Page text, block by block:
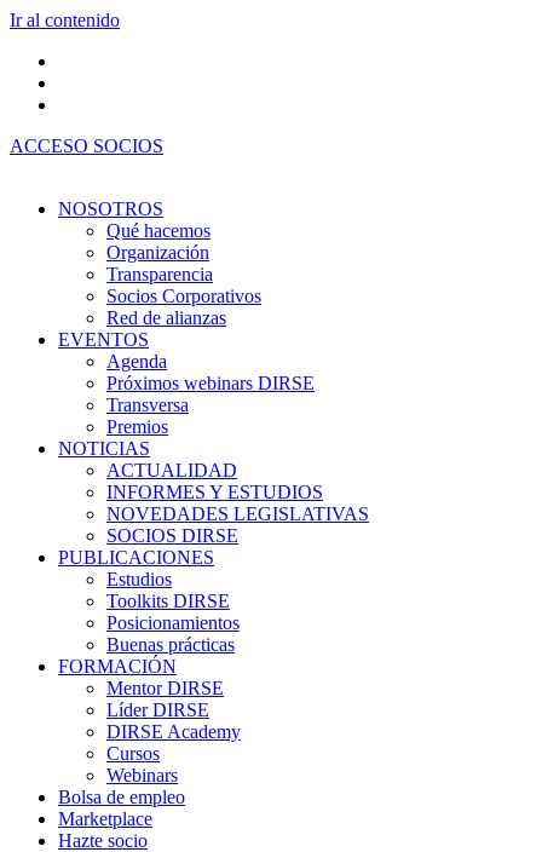
Ir al contenido
ACCESO SOCIOS
NOSOTROS
Qué hacemos
Organización
Transparencia
Socios Corporativos
Red de alianzas
EVENTOS
Agenda
Próximos webinars DIRSE
Transversa
Premios
NOTICIAS
ACTUALIDAD
INFORMES Y ESTUDIOS
NOVEDADES LEGISLATIVAS
SOCIOS DIRSE
PUBLICACIONES
Estudios
Toolkits DIRSE
Posicionamientos
Buenas prácticas
FORMACIÓN
Mentor DIRSE
Líder DIRSE
DIRSE Academy
Cursos
Webinars
Bolsa de empleo
Marketplace
Hazte socio